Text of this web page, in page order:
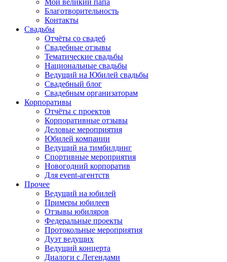
Благотворительность
Контакты
Свадьбы
Отчёты со свадеб
Свадебные отзывы
Тематические свадьбы
Национальные свадьбы
Ведущий на Юбилей свадьбы
Свадебный блог
Свадебным организаторам
Корпоративы
Отчёты с проектов
Корпоративные отзывы
Деловые мероприятия
Юбилей компании
Ведущий на тимбилдинг
Спортивные мероприятия
Новогодний корпоратив
Для event-агентств
Прочее
Ведущий на юбилей
Примеры юбилеев
Отзывы юбиляров
Федеральные проекты
Протокольные мероприятия
Дуэт ведущих
Ведущий концерта
Диалоги с Легендами